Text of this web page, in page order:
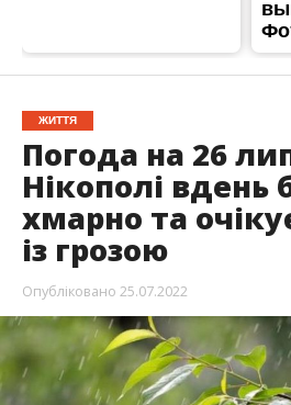
ЖИТТЯ
Погода на 26
Нікополі вдень
хмарно та
із грозою
Опубліковано 25.07.2022